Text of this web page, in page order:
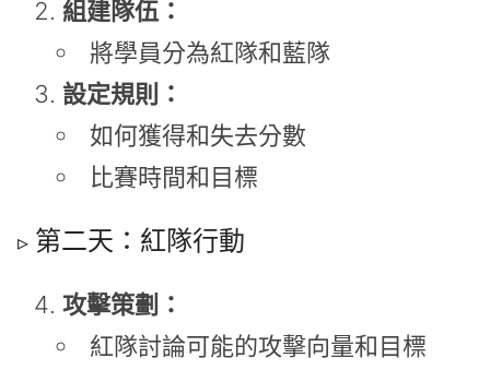
組建隊伍：
將學員分為紅隊和藍隊
設定規則：
如何獲得和失去分數
比賽時間和目標
第二天：紅隊行動
攻擊策劃：
紅隊討論可能的攻擊向量和目標